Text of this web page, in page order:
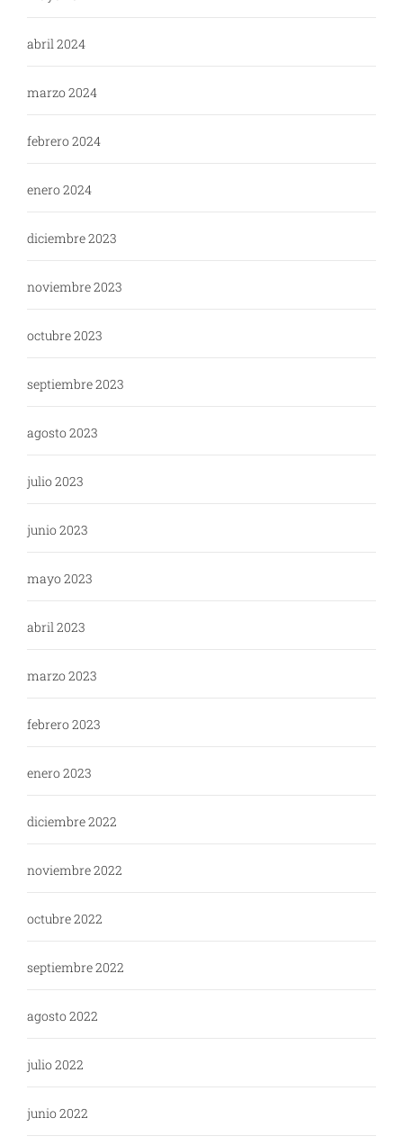
abril 2024
marzo 2024
febrero 2024
enero 2024
diciembre 2023
noviembre 2023
octubre 2023
septiembre 2023
agosto 2023
julio 2023
junio 2023
mayo 2023
abril 2023
marzo 2023
febrero 2023
enero 2023
diciembre 2022
noviembre 2022
octubre 2022
septiembre 2022
agosto 2022
julio 2022
junio 2022